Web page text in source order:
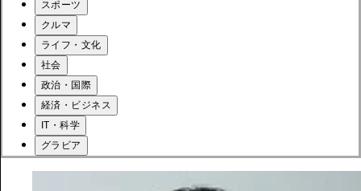
スポーツ
クルマ
ライフ・文化
社会
政治・国際
経済・ビジネス
IT・科学
グラビア